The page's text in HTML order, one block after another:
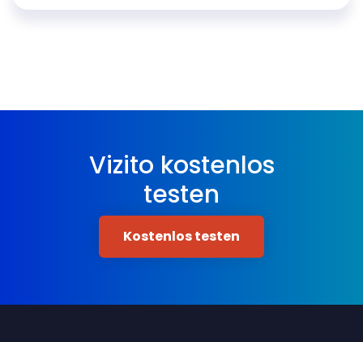
Vizito kostenlos
testen
Kostenlos testen